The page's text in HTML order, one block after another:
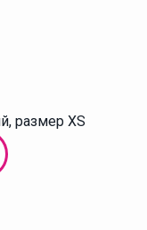
размер XS